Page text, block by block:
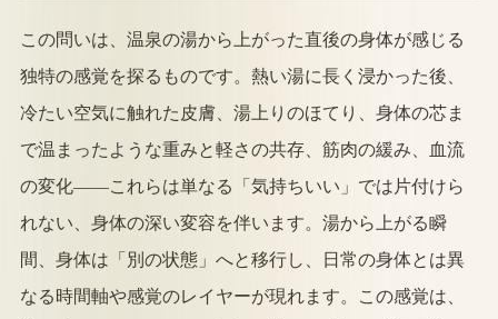
この問いは、温泉の湯から上がった直後の身体が感じる
独特の感覚を探るものです。熱い湯に長く浸かった後、
冷たい空気に触れた皮膚、湯上りのほてり、身体の芯ま
で温まったような重みと軽さの共存、筋肉の緩み、血流
の変化——これらは単なる「気持ちいい」では片付けら
れない、身体の深い変容を伴います。湯から上がる瞬
間、身体は「別の状態」へと移行し、日常の身体とは異
なる時間軸や感覚のレイヤーが現れます。この感覚は、